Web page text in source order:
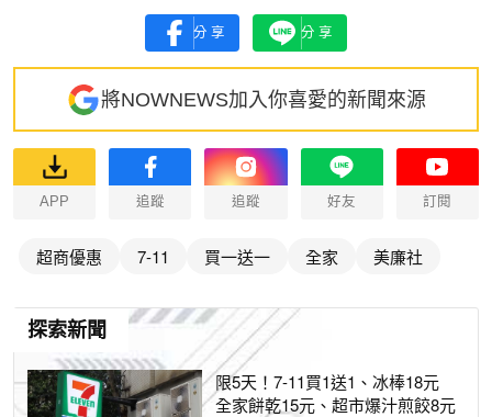
分享 分享
將NOWNEWS加入你喜愛的新聞來源
APP 追蹤 追蹤 好友 訂閱
超商優惠 7-11 買一送一 全家 美廉社
探索新聞
限5天！7-11買1送1、冰棒18元
全家餅乾15元、超市爆汁煎餃8元